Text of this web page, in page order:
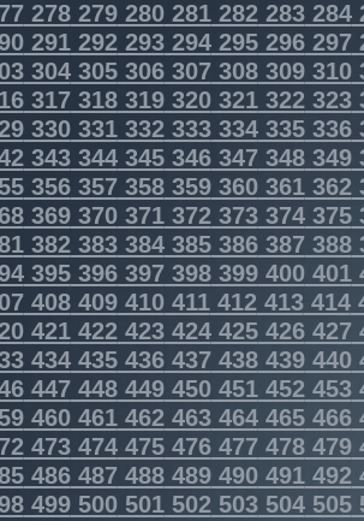
278279280281282283284
291292293294295296297
304305306307308309310
317318319320321322323
330331332333334335336
343344345346347348349
356357358359360361362
369370371372373374375
382383384385386387 388
395396397398399400401
408409410411412413414
421422423424425426427
434435436437438439440
447448449450451452453
460461462463464465466
473474475476477 478479
486487 488489490491492
499500501502503504505